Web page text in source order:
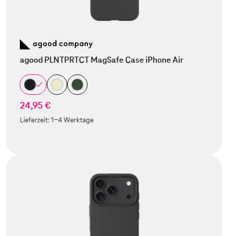
agood PLNTPRTCT MagSafe Case iPhone Air
24,95 €
Lieferzeit:1-4 Werktage